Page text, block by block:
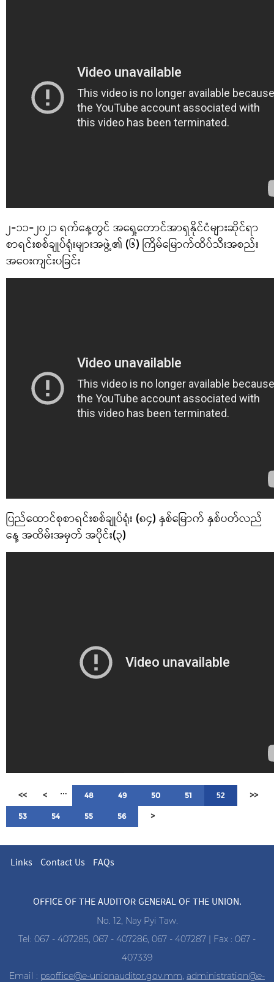
၂-၁၁-၂၀၂၁ ရက်နေ့တွင် အရှေ့တောင်အာရှနိုင်ငံများဆိုင်ရာ
စာရင်းစစ်ချုပ်ရုံးများအဖွဲ့၏ (၆) ကြိမ်မြောက်ထိပ်သီးအစည်း
အ‌ဝေးကျင်းပခြင်း
ပြည်ထောင်စုစာရင်းစစ်ချုပ်ရုံး (၈၄) နှစ်မြောက် နှစ်ပတ်လည်
နေ့ အထိမ်းအမှတ် အပိုင်း(၃)
<< < … 48 49 50 51 52
53 54 55 56 >
>>
Links Contact Us FAQs
OFFICE OF THE AUDITOR GENERAL OF THE UNION.
No. 12, Nay Pyi Taw.
Tel: 067 - 407285, 067 - 407286, 067 - 407287 | Fax : 067 -
407339
Email : psoffice@e-unionauditor.gov.mm administration@e-